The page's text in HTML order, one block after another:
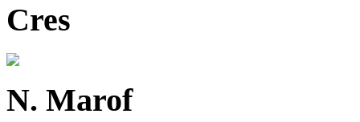
Cres
N. Marof